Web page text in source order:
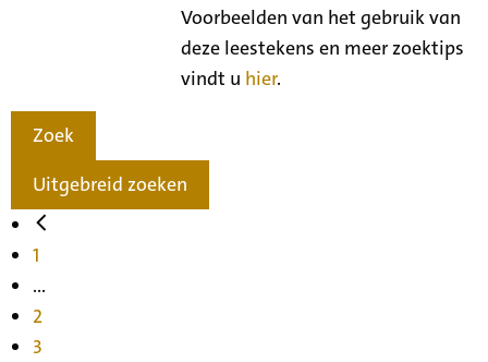
Voorbeelden van het gebruik van
deze leestekens en meer zoektips
vindt u hier.
Zoek
Uitgebreid zoeken
1
...
2
3